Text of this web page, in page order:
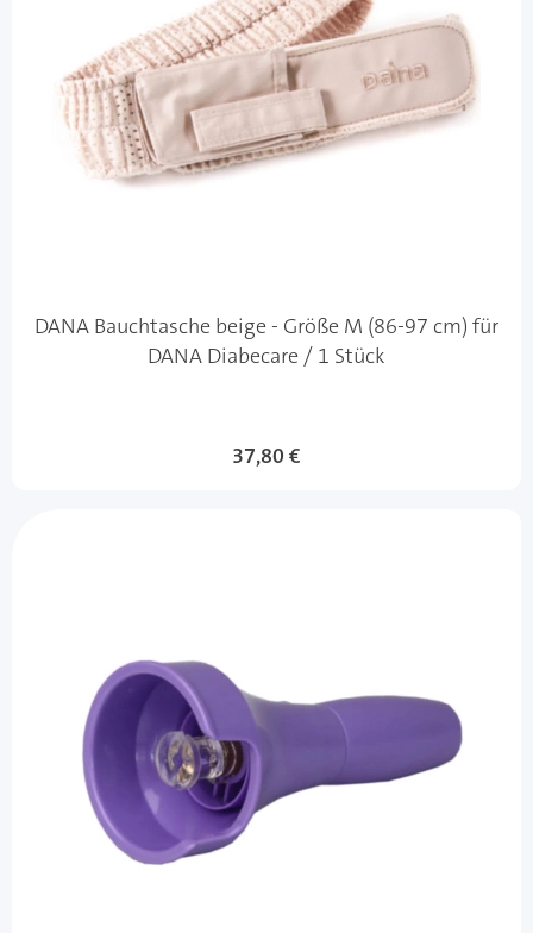
DANA Bauchtasche beige - Größe M (86-97 cm) für
DANA Diabecare / 1 Stück
37,80 €